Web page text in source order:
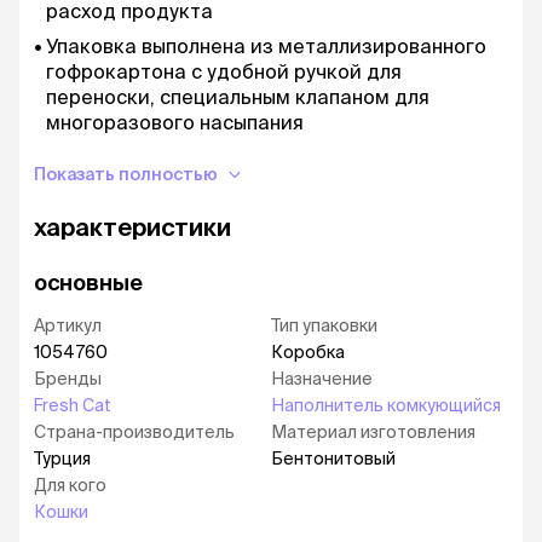
расход продукта
Упаковка выполнена из металлизированного
гофрокартона с удобной ручкой для
переноски, специальным клапаном для
многоразового насыпания
из природной белой обеспыленной
полностью безопасен для животных и
Быстро впитывает влагу
При попадании влаги, проявляется легкий
аромат - «Морской бриз», который не
отпугнет питомца, а ощущение чистоты и
свежести лотка будет всегда привлекать
вернуться к лотку с наполнителем и сделать
«свои дела» в положенном месте
Прекрасное решение по приучению котенка к
лотку или контроля над взрослым питомцем
Показать полностью
характеристики
основные
Артикул
1054760
Бренды
Fresh Cat
Страна-производитель
Турция
Для кого
Кошки
Тип упаковки
Коробка
Назначение
Наполнитель комкующийся
Материал изготовления
Бентонитовый